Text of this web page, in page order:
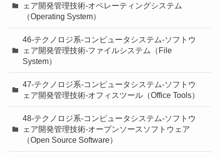
ェア開発管理技術-オペレーティングシステム
（Operating System）
46-テクノロジ系-コンピュータシステム-ソフトウ
ェア開発管理技術-ファイルシステム（File
System）
47-テクノロジ系-コンピュータシステム-ソフトウ
ェア開発管理技術-オフィスツール（Office Tools）
48-テクノロジ系-コンピュータシステム-ソフトウ
ェア開発管理技術-オープンソースソフトウェア
（Open Source Software）